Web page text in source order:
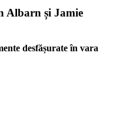
Albarn și Jamie
desfășurate în vara